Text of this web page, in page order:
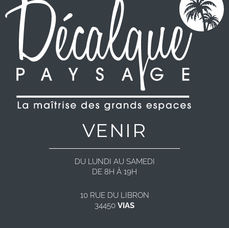
VENIR
DU LUNDI AU SAMEDI
DE 8H À 19H
10 RUE DU LIBRON
34450 VIAS